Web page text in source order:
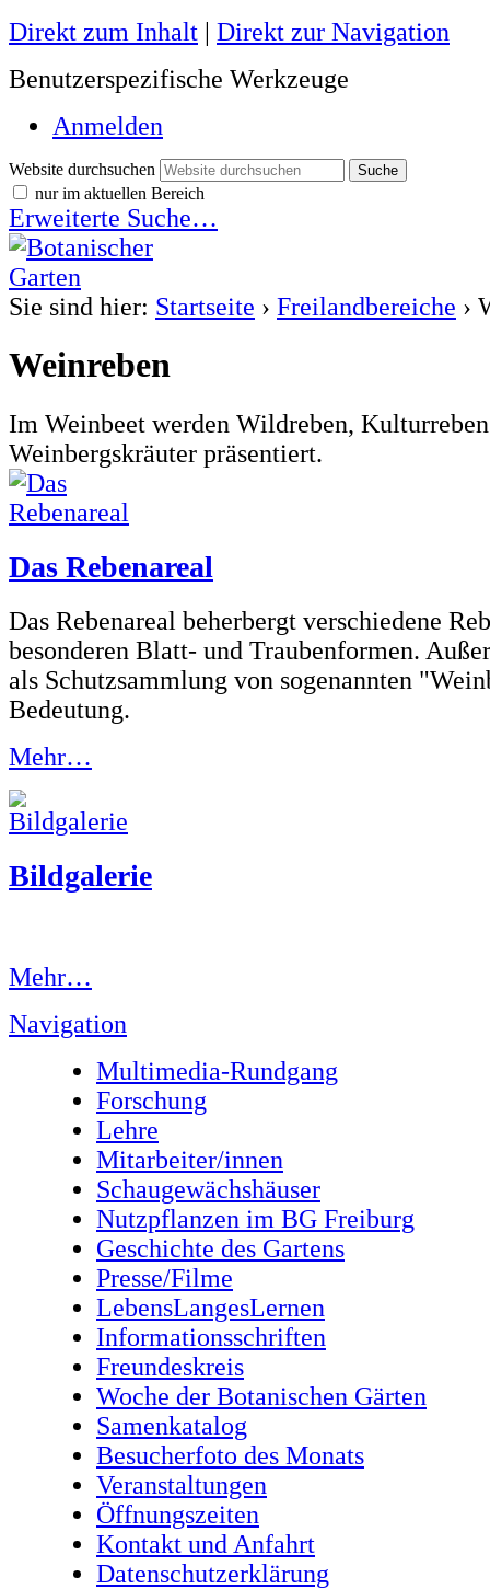
Direkt zum Inhalt | Direkt zur Navigation
Benutzerspezifische Werkzeuge
Anmelden
Website durchsuchen
nur im aktuellen Bereich
Erweiterte Suche…
Sie sind hier: Startseite › Freilandbereiche ›
Weinreben
Im Weinbeet werden Wildreben,
Weinbergskräuter präsentiert.
Das Rebenareal
Das Rebenareal beherbergt verschiedene
besonderen Blatt- und Traubenformen.
als Schutzsammlung von sogenannten
Bedeutung.
Mehr…
Bildgalerie
Mehr…
Navigation
Multimedia-Rundgang
Forschung
Lehre
Mitarbeiter/innen
Schaugewächshäuser
Nutzpflanzen im BG Freiburg
Geschichte des Gartens
Presse/Filme
LebensLangesLernen
Informationsschriften
Freundeskreis
Woche der Botanischen Gärten
Samenkatalog
Besucherfoto des Monats
Veranstaltungen
Öffnungszeiten
Kontakt und Anfahrt
Datenschutzerklärung